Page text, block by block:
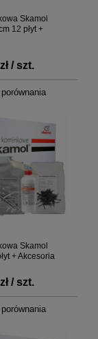
Skamol
12 płyt +
/ szt.
Skamol
+ Akcesoria
/ szt.